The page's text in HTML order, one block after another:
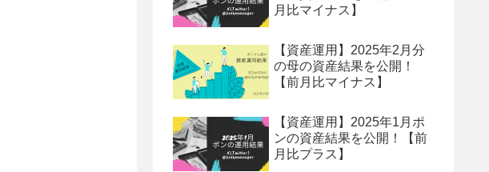
月比マイナス】
【資産運用】2025年2月分
の母の資産結果を公開！
【前月比マイナス】
【資産運用】2025年1月ポ
ンの資産結果を公開！【前
月比プラス】